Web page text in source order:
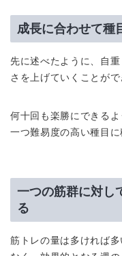
成長に合わせて種
先に述べたように、自
さを上げていくことがで
何十回も楽勝にできる
一つ難易度の高い種目に
一つの筋群に対し
る
筋トレの量は多ければ